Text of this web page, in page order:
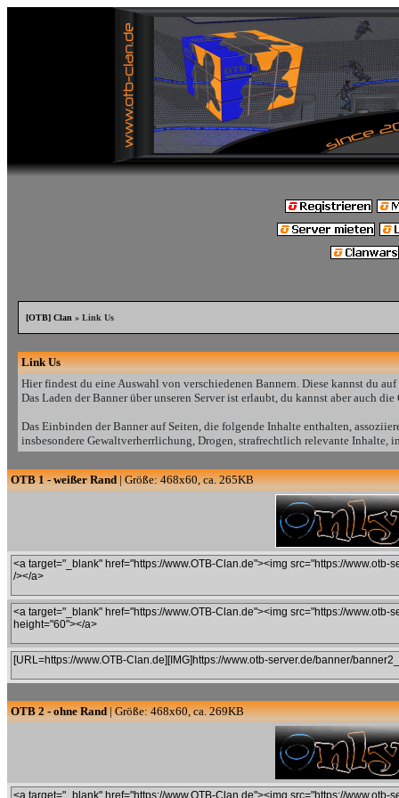
[OTB] Clan » Link Us
Link Us
Hier findest du eine Auswahl von verschiedenen Bannern. Diese kannst du
Das Laden der Banner über unseren Server ist erlaubt, du kannst aber auch
Das Einbinden der Banner auf Seiten, die folgende Inhalte enthalten,
insbesondere Gewaltverherrlichung, Drogen, strafrechtlich relevante
OTB 1 - weißer Rand| Größe: 468x60, ca. 265KB
OTB 2 - ohne Rand| Größe: 468x60, ca. 269KB